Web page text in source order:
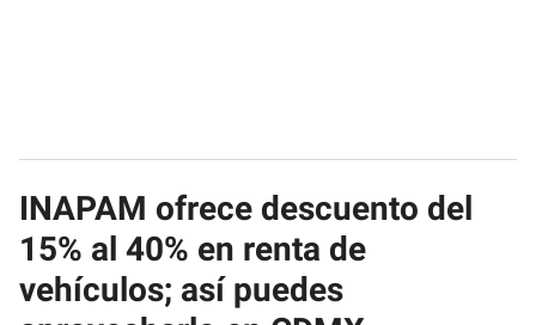
INAPAM ofrece descuento del
15% al 40% en renta de
vehículos; así puedes